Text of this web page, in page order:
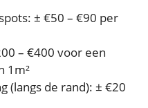
± €50 – €90 per
– €400 voor een
1m²
(langs de rand): ± €20